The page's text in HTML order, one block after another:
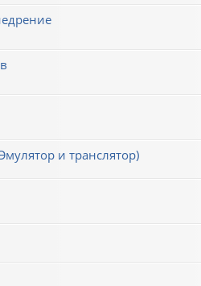
и транслятор)